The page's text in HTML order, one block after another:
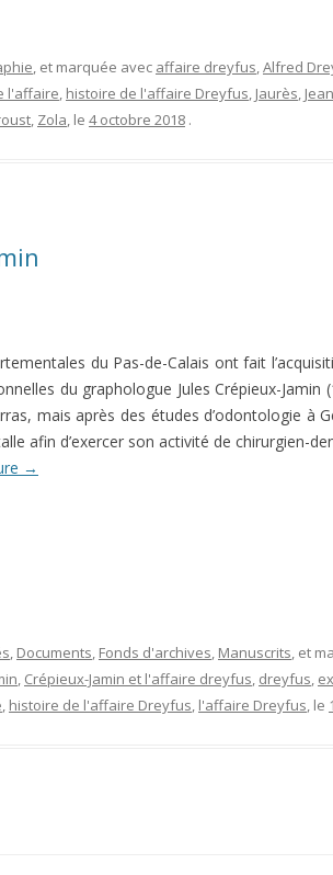
, et marquée avec affaire dreyfus,Alfred
l'affaire, histoire de l'affaire Dreyfus, Jaurès,
, Zola, le 4 octobre 2018 .
du Pas-de-Calais ont fait
du graphologue Jules Crépieux-Jamin
mais après des études d’odontologie à
afin d’exercer son activité de chirurgien-
→
, Documents, Fonds d'archives, Manuscrits, et
, Crépieux-Jamin et l'affaire dreyfus, dreyfus,
, histoire de l'affaire Dreyfus, l'affaire Dreyfus, le